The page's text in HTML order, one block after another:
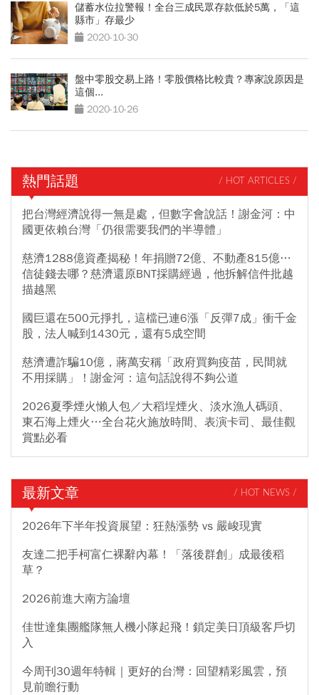
儲蓄水位拉警報！全台三成民眾存款低於5萬，「這
縣市」存最少
2020-10-30
盤中零股交易上路！零股價格比較貴？專家說原因是
這個...
2020-10-26
熱門話題 / HOT ARTICLES /
把台灣經濟說得一無是處，但數字會說話！謝金河：中
國更依賴台灣「仍很需要我們的半導體」
慈濟1288億資產揭秘！年捐贈72億、不動產815億…
信徒錢去哪？慈濟還原BNT採購經過，他拆解信件批越
描越黑
國巨還在500元掙扎，這檔已連6漲「反彈7成」衝千金
股，法人喊到1430元，還有5成空間
慈濟遭詐騙10億，蔣萬安稱「政府買夠疫苗，民間就
不用採購」！謝金河：這句話說得不夠公道
2026夏季煙火懶人包／大稻埕煙火、淡水漁人碼頭、
東石海上煙火…全台花火施放時間、表演卡司、最佳觀
賞點必看
最新文章 / HOT NEWS /
2026年下半年投資展望：狂熱漲勢 vs 嚴峻現實
友達二把手柯富仁裸辭內幕！「落後群創」成最後稻
草？
2026前進大南方論壇
佳世達集團艦隊無人機小隊起飛！鎖定美日頂級客戶切
入
今周刊30週年特輯｜更好的台灣：回望精彩風雲，預
見前瞻行動